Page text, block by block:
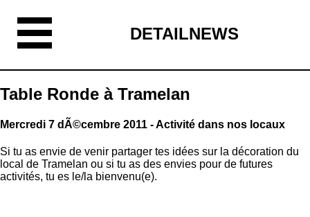
DETAILNEWS
Table Ronde à Tramelan
Mercredi 7 dÃ©cembre 2011 - Activité dans nos locaux
Si tu as envie de venir partager tes idées sur la décoration du
local de Tramelan ou si tu as des envies pour de futures
activités, tu es le/la bienvenu(e).